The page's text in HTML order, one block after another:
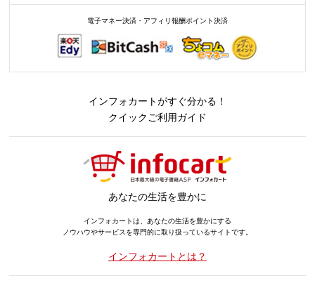
電子マネー決済・アフィリ報酬ポイント決済
インフォカートがすぐ分かる！
クイックご利用ガイド
あなたの生活を豊かに
インフォカートは、あなたの生活を豊かにする
ノウハウやサービスを専門的に取り扱っているサイトです。
インフォカートとは？